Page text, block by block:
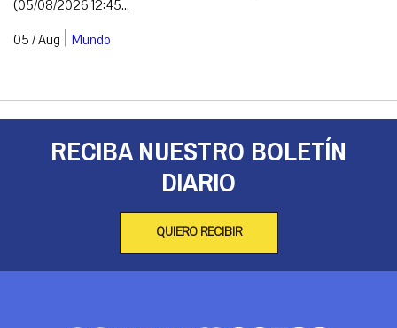
(05/08/2026 12:45...
05 / Aug | Mundo
RECIBA NUESTRO BOLETÍN
DIARIO
QUIERO RECIBIR